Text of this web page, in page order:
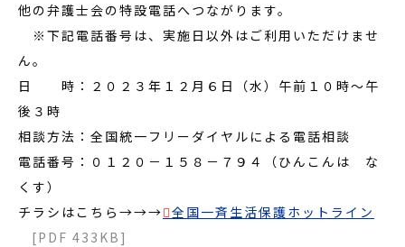
他の弁護士会の特設電話へつながります。
※下記電話番号は、実施日以外はご利用いただけませ
ん。
日 時：２０２３年１２月６日（水）午前１０時～午
後３時
相談方法：全国統一フリーダイヤルによる電話相談
電話番号：０１２０－１５８－７９４（ひんこんは な
くす）
チラシはこちら→→→ 全国一斉生活保護ホットライン
[PDF 433KB]